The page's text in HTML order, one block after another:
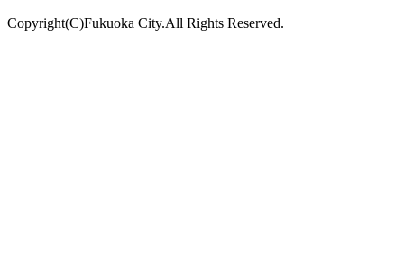
Copyright(C)Fukuoka City.All Rights Reserved.